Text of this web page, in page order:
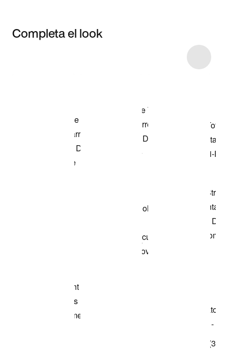
Completa el look